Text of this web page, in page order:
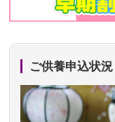
ご供養申込状況